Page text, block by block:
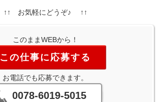
↑↑ お気軽にどうぞ♪ ↑↑
このままWEBから！
この仕事に応募する
お電話でも応募できます。
0078-6019-5015